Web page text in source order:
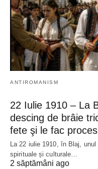
ANTIROMANISM
22 Iulie 1910 – La
descing de brâie
fete şi le fac
La 22 iulie 1910, în Blaj,
spirituale și culturale…
2 săptămâni ago